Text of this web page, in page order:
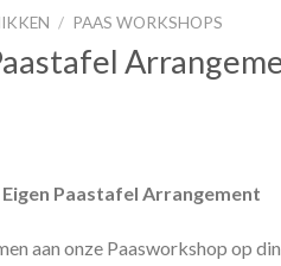
/ PAAS WORKSHOPS
Paastafel Arrangement
aan onze Paasworkshop op